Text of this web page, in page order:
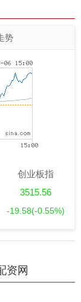
势
创业板指
3515.56
-19.58(-0.55%)
资网